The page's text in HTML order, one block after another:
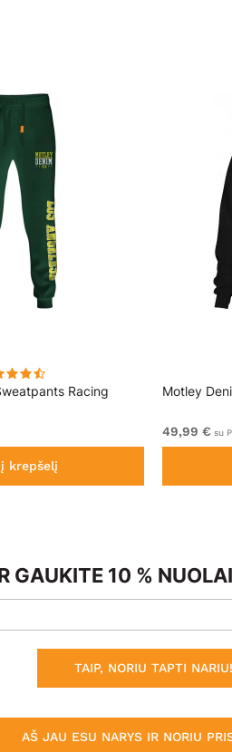
Racing
krepšelį
Motley
49,99 € su
GAUKITE 10 %
TAIP, NORIU TAPTI NARIU!
AŠ JAU ESU NARYS IR NORIU